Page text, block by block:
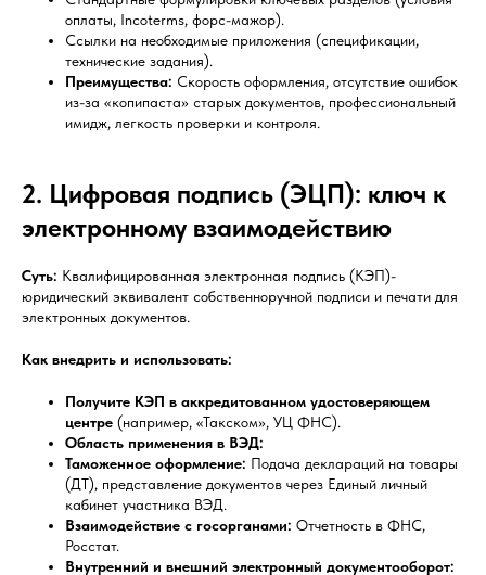
оплаты, Incoterms, форс-мажор).
Ссылки на необходимые приложения (спецификации,
технические задания).
Преимущества: Скорость оформления, отсутствие ошибок
из-за «копипаста» старых документов, профессиональный
имидж, легкость проверки и контроля.
2. Цифровая подпись (ЭЦП): ключ к
электронному взаимодействию
Суть: Квалифицированная электронная подпись (КЭП)-
юридический эквивалент собственноручной подписи и печати для
электронных документов.
Как внедрить и использовать:
Получите КЭП в аккредитованном удостоверяющем
центре (например, «Такском», УЦ ФНС).
Область применения в ВЭД:
Таможенное оформление: Подача деклараций на товары
(ДТ), представление документов через Единый личный
кабинет участника ВЭД.
Взаимодействие с госорганами: Отчетность в ФНС,
Росстат.
Внутренний и внешний электронный документооборот: